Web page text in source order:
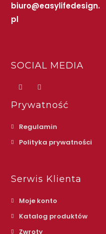
biuro@easylifedesign.
pl
SOCIAL MEDIA
Prywatność
Regulamin
Polityka prywatności
Serwis Klienta
Moje konto
Katalog produktów
Zwroty